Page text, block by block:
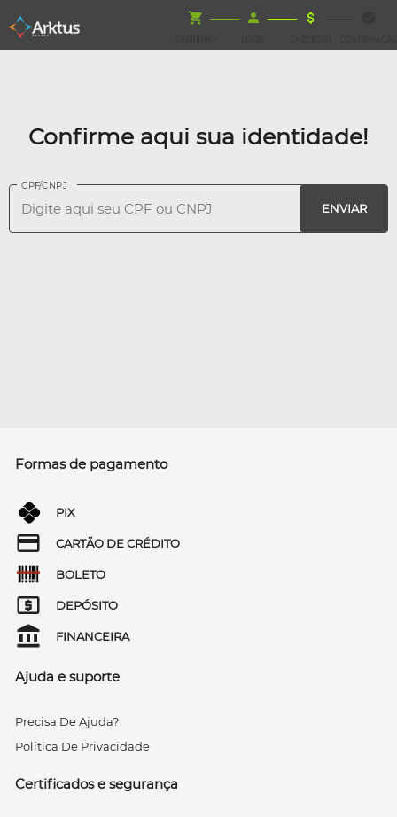
Confirme aqui sua identidade!
CPF/CNPJ
ENVIAR
Formas de pagamento
PIX
CARTÃO DE CRÉDITO
BOLETO
DEPÓSITO
FINANCEIRA
Ajuda e suporte
Precisa De Ajuda?
Política De Privacidade
Certificados e segurança